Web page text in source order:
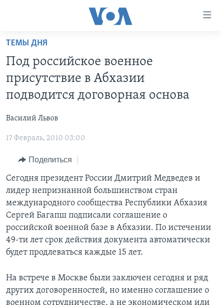
Перейти
основной
контент
Перейти
основной
Перейти
поиск
ПРОГРАММЫ
ПОЧЕМУ ЭТО ВАЖНО?
ДИСКУССИЯ VOA
ДЕТАЛИ
НЬЮ-ЙОРК NEW YORK
АМЕРИКА. БОЛЬШОЕ ПУТЕШЕСТВИЕ
ПРОЕКТЫ
А КАК В АМЕРИКЕ?
АРТЕФАКТЫ
АМЕРИКАНСКИЕ ГОРОДКИ
ТЕСТЫ
ИНТЕРВЬЮ
ФАКТЫ ПРОТИВ ФЕЙКОВ
ЗА СВОБОДУ ПРЕССЫ
УЧИМ АНГЛИЙСКИЙ
ВИДЕО
ПОДПИСКА НА НОВОСТИ
Learning English
ТЕМЫ ДНЯ
Под российское военное
присутствие в Абхазии
подводится договорная основа
Василий Львов
17 Февраль, 2010 03:00
Поделиться
Сегодня президент России Дмитрий Медведев и
лидер непризнанной большинством стран
международного сообщества Республики Абхазия
Сергей Багапш подписали соглашение о
российской военной базе в Абхазии. По истечении
49-ти лет срок действия документа автоматически
будет продлеваться каждые 15 лет.
На встрече в Москве были заключен сегодня и ряд
других договоренностей, но именно соглашение о
военном сотрудничестве, а не экономическом или